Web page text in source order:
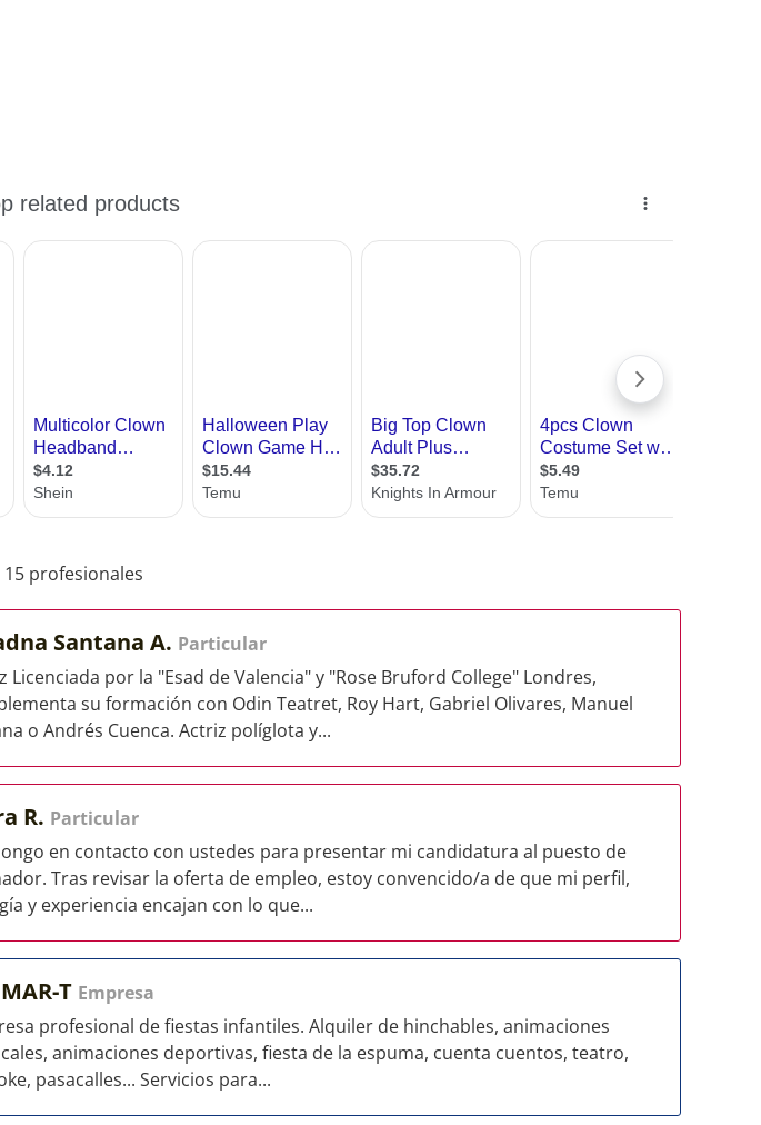
profesionales
Santana A. Particular
Licenciada por la "Esad de Valencia" y "Rose Bruford College" Londres,
su formación con Odin Teatret, Roy Hart, Gabriel Olivares, Manuel
o Andrés Cuenca. Actriz políglota y...
R. Particular
en contacto con ustedes para presentar mi candidatura al puesto de
Tras revisar la oferta de empleo, estoy convencido/a de que mi perfil,
y experiencia encajan con lo que...
T Empresa
profesional de fiestas infantiles. Alquiler de hinchables, animaciones
animaciones deportivas, fiesta de la espuma, cuenta cuentos, teatro,
pasacalles... Servicios para...